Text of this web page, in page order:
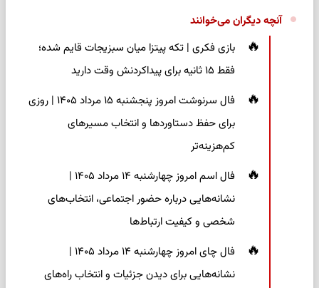
آنچه دیگران می‌خوانند
بازی فکری | تکه پیتزا میان سبزیجات قایم شده؛
فقط ۱۵ ثانیه برای پیداکردنش وقت دارید
فال سرنوشت امروز پنجشنبه ۱۵ مرداد ۱۴۰۵ | روزی
برای حفظ دستاوردها و انتخاب مسیرهای
کم‌هزینه‌تر
فال اسم امروز چهارشنبه ۱۴ مرداد ۱۴۰۵ |
نشانه‌هایی درباره حضور اجتماعی، انتخاب‌های
شخصی و کیفیت ارتباط‌ها
فال چای امروز چهارشنبه ۱۴ مرداد ۱۴۰۵ |
نشانه‌هایی برای دیدن جزئیات و انتخاب راه‌های